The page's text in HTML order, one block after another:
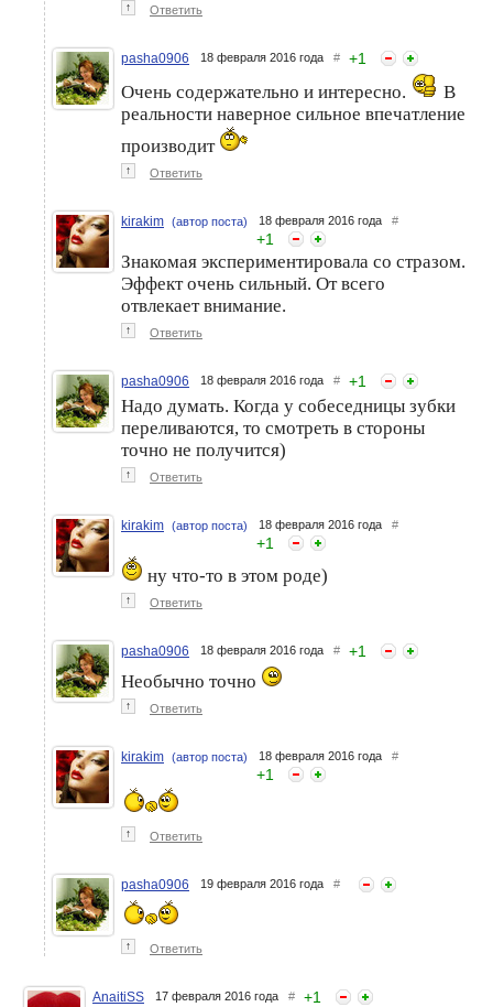
↑ Ответить
pasha0906 18 февраля 2016 года # +1
Очень содержательно и интересно.
В
реальности наверное сильное впечатление
производит
↑ Ответить
kirakim (автор поста) 18 февраля 2016 года #
+1
Знакомая экспериментировала со стразом.
Эффект очень сильный. От всего
отвлекает внимание.
↑ Ответить
pasha0906 18 февраля 2016 года # +1
Надо думать. Когда у собеседницы зубки
переливаются, то смотреть в стороны
точно не получится)
↑ Ответить
kirakim (автор поста) 18 февраля 2016 года #
+1
ну что-то в этом роде)
↑ Ответить
pasha0906 18 февраля 2016 года # +1
Необычно точно
↑ Ответить
kirakim (автор поста) 18 февраля 2016 года #
+1
↑ Ответить
pasha0906 19 февраля 2016 года #
↑ Ответить
AnaitiSS 17 февраля 2016 года # +1